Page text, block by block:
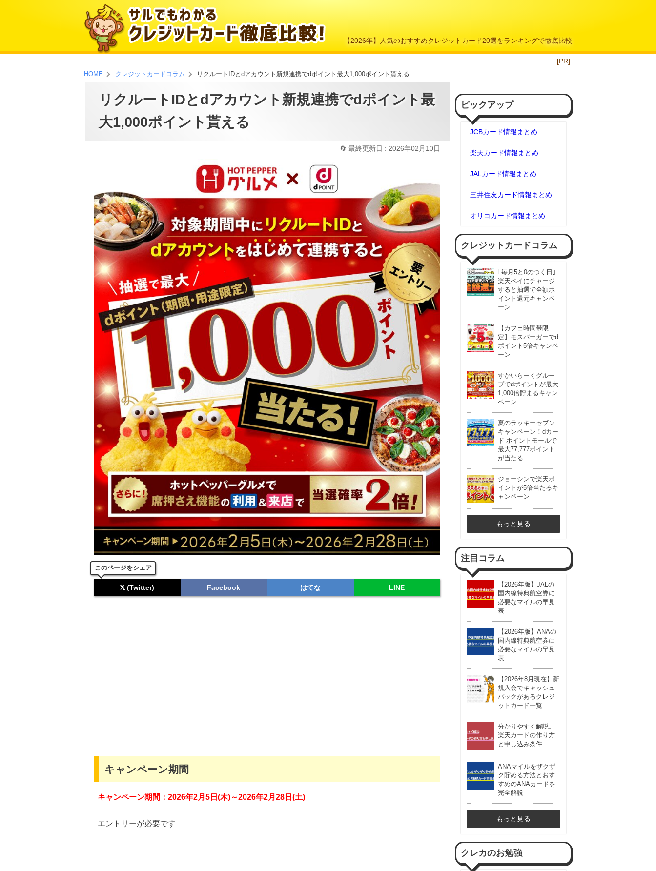
【2026年】人気のおすすめクレジットカード20選をランキングで徹底比較
[PR]
HOME クレジットカードコラム リクルートIDとdアカウント新規連携でdポイント最大1,000ポイント貰える
リクルートIDとdアカウント新規連携でdポイント最
大1,000ポイント貰える
最終更新日 : 2026年02月10日
このページをシェア
𝕏 (Twitter) Facebook はてな LINE
キャンペーン期間
キャンペーン期間：2026年2月5 日(木)～2026年2月28日(土)
エントリーが必要です
ピックアップ
JCBカード情報まとめ
楽天カード情報まとめ
JALカード情報まとめ
三井住友カード情報まとめ
オリコカード情報まとめ
クレジットカードコラム
｢毎月5と0のつく日｣
楽天ペイにチャージ
すると抽選で全額ポ
イント還元キャンペ
ーン
【カフェ時間帯限
定】モスバーガーでd
ポイント5倍キャンペ
ーン
すかいらーくグルー
プでdポイントが最大
1,000倍貯まるキャン
ペーン
夏のラッキーセブン
キャンペーン！dカー
ド ポイントモールで
最大77,777ポイント
が当たる
ジョーシンで楽天ポ
イントが5倍当たるキ
ャンペーン
もっと見る
注目コラム
【2026年版】JALの
国内線特典航空券に
必要なマイルの早見
表
【2026年版】ANAの
国内線特典航空券に
必要なマイルの早見
表
【2026年8月現在】新
規入会でキャッシュ
バックがあるクレジ
ットカード一覧
分かりやすく解説。
楽天カードの作り方
と申し込み条件
ANAマイルをザクザ
ク貯める方法とおす
すめのANAカードを
完全解説
もっと見る
クレカのお勉強